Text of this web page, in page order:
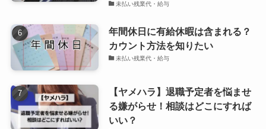
未払い残業代・給与
年間休日に有給休暇は含まれる？
カウント方法を知りたい
未払い残業代・給与
【ヤメハラ】退職予定者を悩ませ
る嫌がらせ！相談はどこにすれば
いい？